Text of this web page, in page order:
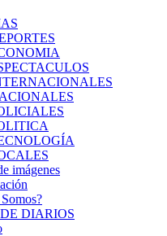
imágenes
DIARIOS